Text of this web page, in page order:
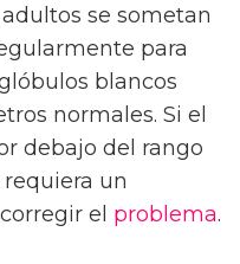
se sometan
para
blancos
normales. Si el
debajo del rango
un
el problema.